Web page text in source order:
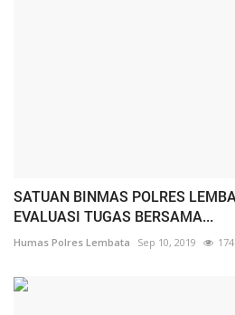
SATUAN BINMAS POLRES
EVALUASI TUGAS BERSAMA...
Humas Polres Lembata Sep 10, 2019